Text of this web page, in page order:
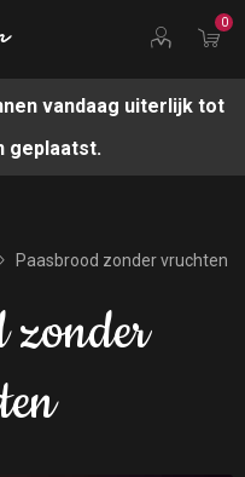
0
vandaag uiterlijk tot
geplaatst.
Paasbrood zonder vruchten
zonder